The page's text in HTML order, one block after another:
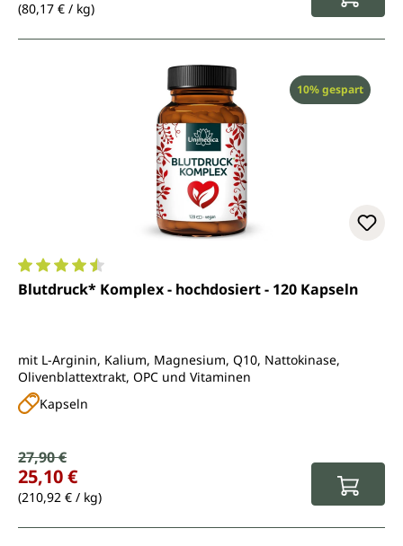
(80,17 € / kg)
Rabatt
10% gespart
Durchschnittliche Bewertung von 4.5 von 5 Sternen
Blutdruck* Komplex - hochdosiert - 120 Kapseln
mit L-Arginin, Kalium, Magnesium, Q10, Nattokinase,
Olivenblattextrakt, OPC und Vitaminen
Kapseln
Verkaufspreis:
Regulärer Preis:
27,90 €
25,10 €
(210,92 € / kg)